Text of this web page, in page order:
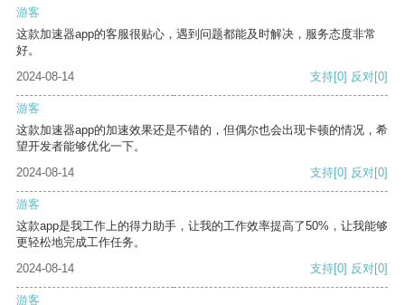
游客
这款加速器app的客服很贴心，遇到问题都能及时解决，服务态度非常
好。
2024-08-14
支持[0] 反对[0]
游客
这款加速器app的加速效果还是不错的，但偶尔也会出现卡顿的情况，希
望开发者能够优化一下。
2024-08-14
支持[0] 反对[0]
游客
这款app是我工作上的得力助手，让我的工作效率提高了50%，让我能够
更轻松地完成工作任务。
2024-08-14
支持[0] 反对[0]
游客